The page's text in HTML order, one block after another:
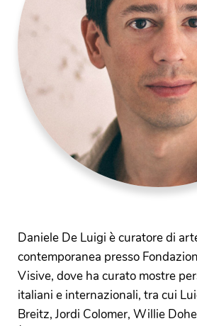
Daniele De Luigi è curatore di
contemporanea presso
Visive, dove ha curato mostre
italiani e internazionali, tra cui
Breitz, Jordi Colomer, Willie